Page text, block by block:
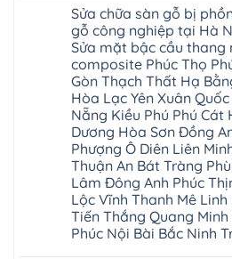
wood
đế
cao
su
IXPE
Hưng
Yên
Sài
Gòn
Ân
Thi
Hoàng
Mai
Mỹ
Hào
Tiên
Lữ
Từ
Liêm
Phù
Cừ
nhà
hà
nội
Ziccos
Flortex
Wilson
black
Hobi
wood
Glotex
Kosmos
Hobi
wood
Charm
wood
đế
cao
su
IXPE
Phú
Hà
Nội
Sửa
sàn
giả
gỗ
cong
vênh
Sửa
mặt
bậc
cầu
thang
nhựa
sửa
cửa
nhựa
composite
tpHCM
bình
luận
ở
Sửa
sàn
gỗ
bị
cong
vênh
tại
Hà
Nội
Sửa
sàn
gỗ
công
nghiệp
tại
Hà
Nội
Sửa chữa sàn gỗ bị
gỗ công nghiệp tại Hà
Sửa mặt bậc cầu thang
composite Phúc Thọ
Gòn Thạch Thất Hạ
Hòa Lạc Yên Xuân
Nẵng Kiều Phú Phú
Dương Hòa Sơn Đồng
Phượng Ô Diên Liên
Thuận An Bát Tràng
Lâm Đông Anh Phúc
Lộc Vĩnh Thanh Mê Linh
Tiến Thắng Quang
Phúc Nội Bài Bắc Ninh